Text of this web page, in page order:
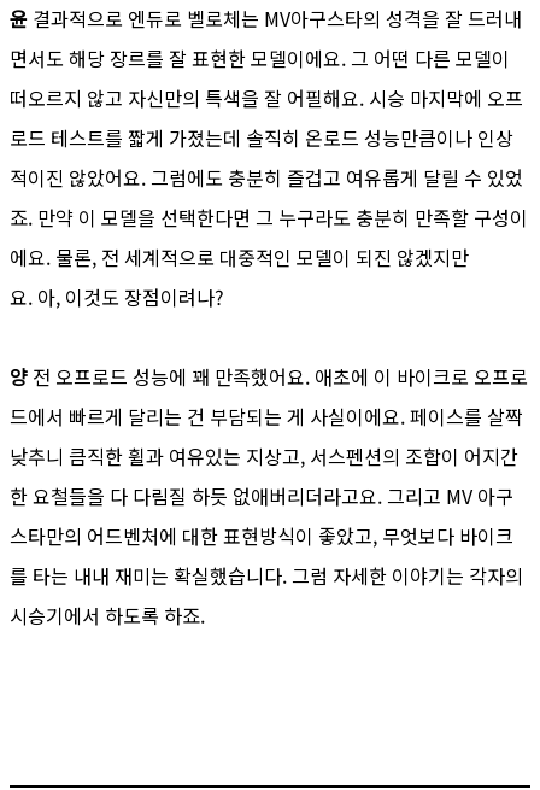
윤 결과적으로 엔듀로 벨로체는 MV아구스타의 성격을 잘 드러내
면서도 해당 장르를 잘 표현한 모델이에요. 그 어떤 다른 모델이
떠오르지 않고 자신만의 특색을 잘 어필해요. 시승 마지막에 오프
로드 테스트를 짧게 가졌는데 솔직히 온로드 성능만큼이나 인상
적이진 않았어요. 그럼에도 충분히 즐겁고 여유롭게 달릴 수 있었
죠. 만약 이 모델을 선택한다면 그 누구라도 충분히 만족할 구성이
에요. 물론, 전 세계적으로 대중적인 모델이 되진 않겠지만
요. 아, 이것도 장점이려나?
양 전 오프로드 성능에 꽤 만족했어요. 애초에 이 바이크로 오프로
드에서 빠르게 달리는 건 부담되는 게 사실이에요. 페이스를 살짝
낮추니 큼직한 휠과 여유있는 지상고, 서스펜션의 조합이 어지간
한 요철들을 다 다림질 하듯 없애버리더라고요. 그리고 MV 아구
스타만의 어드벤처에 대한 표현방식이 좋았고, 무엇보다 바이크
를 타는 내내 재미는 확실했습니다. 그럼 자세한 이야기는 각자의
시승기에서 하도록 하죠.